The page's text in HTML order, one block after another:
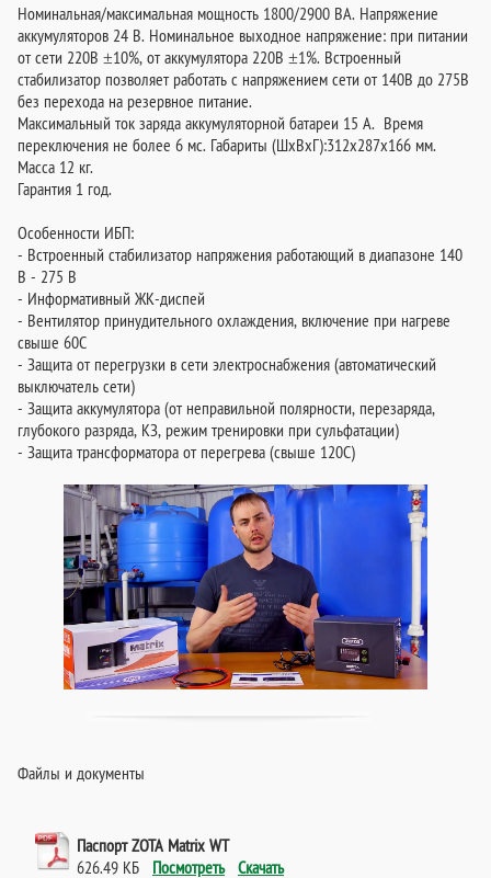
Номинальная/максимальная мощность 1800/2900 ВА. Напряжение
аккумуляторов 24 В. Номинальное выходное напряжение: при питании
от сети 220В ±10%, от аккумулятора 220В ±1%. Встроенный
стабилизатор позволяет работать с напряжением сети от 140В до 275В
без перехода на резервное питание.
Максимальный ток заряда аккумуляторной батареи 15 А. Время
переключения не более 6 мс. Габариты (ШхВхГ):312х287х166 мм.
Масса 12 кг.
Гарантия 1 год.
Особенности ИБП:
- Встроенный стабилизатор напряжения работающий в диапазоне 140
В - 275 В
- Информативный ЖК-диспей
- Вентилятор принудительного охлаждения, включение при нагреве
свыше 60С
- Защита от перегрузки в сети электроснабжения (автоматический
выключатель сети)
- Защита аккумулятора (от неправильной полярности, перезаряда,
глубокого разряда, КЗ, режим тренировки при сульфатации)
- Защита трансформатора от перегрева (свыше 120С)
Файлы и документы
Паспорт ZOTA Matrix WT
626.49 КБ Посмотреть Скачать